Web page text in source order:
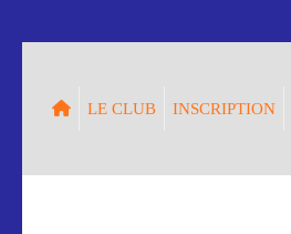
LE CLUB INSCRIPTION